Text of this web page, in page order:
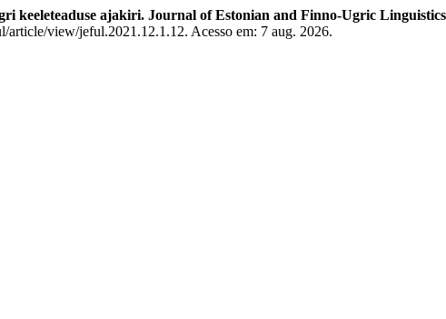
keeleteaduse ajakiri. Journal of Estonian and Finno-Ugric Linguistics
view/jeful.2021.12.1.12. Acesso em: 7 aug. 2026.